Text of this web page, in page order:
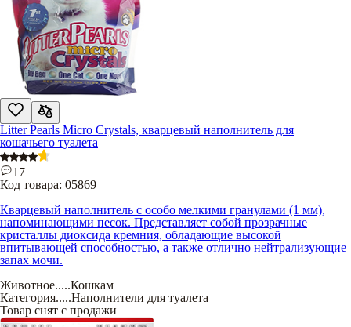
Litter Pearls Micro Crystals, кварцевый наполнитель для
кошачьего туалета
17
Код товара: 05869
Кварцевый наполнитель с особо мелкими гранулами (1 мм),
напоминающими песок. Представляет собой прозрачные
кристаллы диоксида кремния, обладающие высокой
впитывающей способностью, а также отлично нейтрализующие
запах мочи.
Животное.....Кошкам
Категория.....Наполнители для туалета
Товар снят с продажи